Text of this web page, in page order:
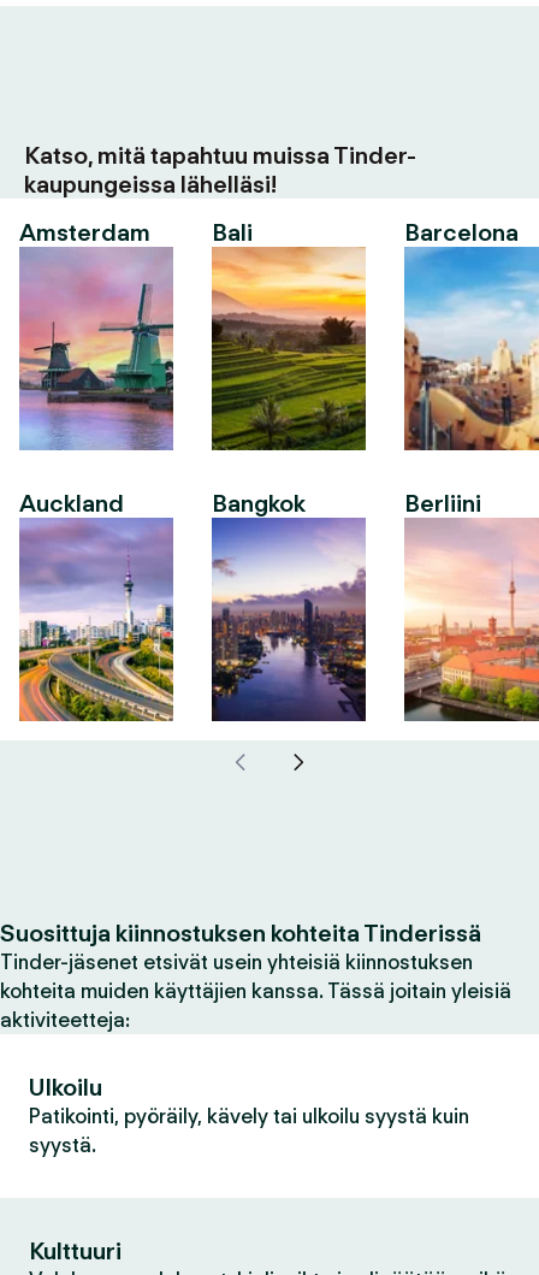
Katso, mitä tapahtuu muissa Tinder-
kaupungeissa lähelläsi!
Amsterdam
Auckland
Bali
Bangkok
Barcelona
Berliini
Suosittuja kiinnostuksen kohteita Tinderissä
Tinder-jäsenet etsivät usein yhteisiä kiinnostuksen
kohteita muiden käyttäjien kanssa. Tässä joitain yleisiä
aktiviteetteja:
Ulkoilu
Patikointi, pyöräily, kävely tai ulkoilu syystä kuin
syystä.
Kulttuuri